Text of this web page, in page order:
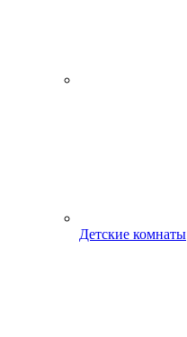
Детские комнаты